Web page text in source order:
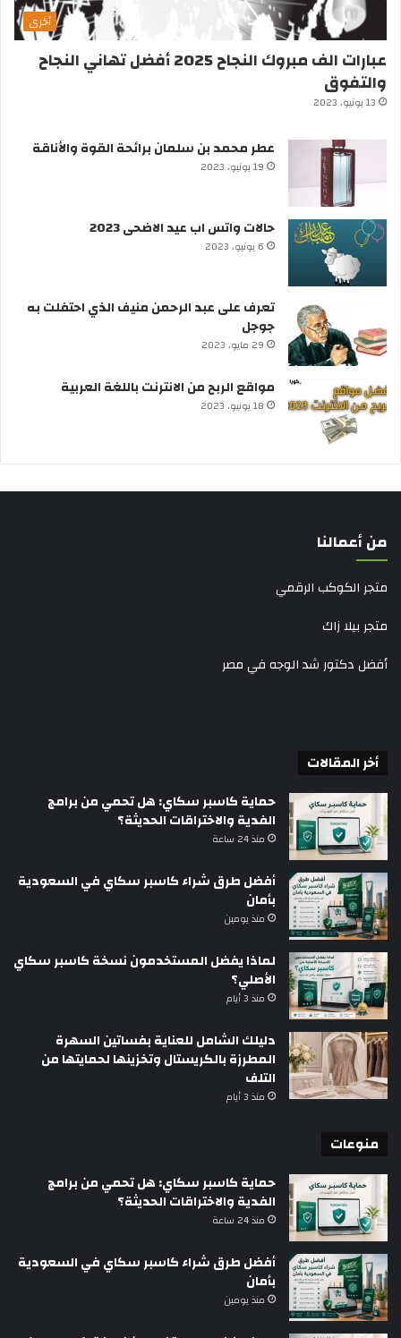
أخرى
عبارات الف مبروك النجاح 2025 أفضل تهاني النجاح
والتفوق
13 يونيو، 2023
عطر محمد بن سلمان برائحة القوة والأناقة
19 يونيو، 2023
حالات واتس اب عيد الاضحى 2023
6 يونيو، 2023
تعرف على عبد الرحمن منيف الذي احتفلت به
جوجل
29 مايو، 2023
مواقع الربح من الانترنت باللغة العربية
18 يونيو، 2023
من أعمالنا
متجر الكوكب الرقمي
متجر بيلا زاك
أفضل دكتور شد الوجه في مصر
أخر المقالات
حماية كاسبر سكاي: هل تحمي من برامج
الفدية والاختراقات الحديثة؟
منذ 24 ساعة
أفضل طرق شراء كاسبر سكاي في السعودية
بأمان
منذ يومين
لماذا يفضل المستخدمون نسخة كاسبر سكاي
الأصلي؟
منذ 3 أيام
دليلك الشامل للعناية بفساتين السهرة
المطرزة بالكريستال وتخزينها لحمايتها من
التلف
منذ 3 أيام
منوعات
حماية كاسبر سكاي: هل تحمي من برامج
الفدية والاختراقات الحديثة؟
منذ 24 ساعة
أفضل طرق شراء كاسبر سكاي في السعودية
بأمان
منذ يومين